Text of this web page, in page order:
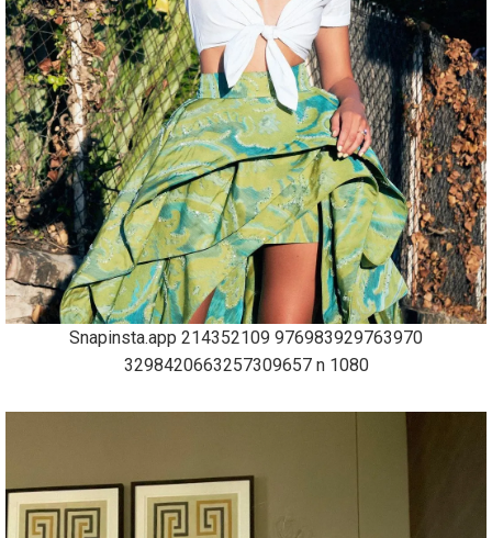
Snapinsta.app 214352109 976983929763970
3298420663257309657 n 1080